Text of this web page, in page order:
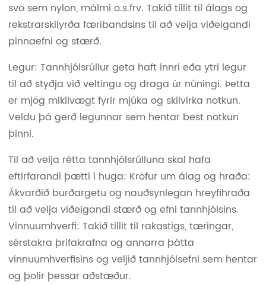
svo sem nylon, málmi o.s.frv. Takið tillit til álags og
rekstrarskilyrða færibandsins til að velja viðeigandi
pinnaefni og stærð.
Legur: Tannhjólsrúllur geta haft innri eða ytri legur
til að styðja við veltingu og draga úr núningi. Þetta
er mjög mikilvægt fyrir mjúka og skilvirka notkun.
Veldu þá gerð legunnar sem hentar best notkun
þinni.
Til að velja rétta tannhjólsrúlluna skal hafa
eftirfarandi þætti í huga: Kröfur um álag og hraða:
Ákvarðið burðargetu og nauðsynlegan hreyfihraða
til að velja viðeigandi stærð og efni tannhjólsins.
Vinnuumhverfi: Takið tillit til rakastigs, tæringar,
sérstakra þrifakrafna og annarra þátta
vinnuumhverfisins og veljið tannhjólsefni sem hentar
og þolir þessar aðstæður.